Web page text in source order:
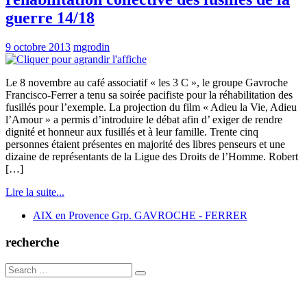
guerre 14/18
9 octobre 2013 mgrodin
Le 8 novembre au café associatif « les 3 C », le groupe Gavroche
Francisco-Ferrer a tenu sa soirée pacifiste pour la réhabilitation des
fusillés pour l’exemple. La projection du film « Adieu la Vie, Adieu
l’Amour » a permis d’introduire le débat afin d’ exiger de rendre
dignité et honneur aux fusillés et à leur famille. Trente cinq
personnes étaient présentes en majorité des libres penseurs et une
dizaine de représentants de la Ligue des Droits de l’Homme. Robert
[…]
Lire la suite...
AIX en Provence Grp. GAVROCHE - FERRER
recherche
Search
for: